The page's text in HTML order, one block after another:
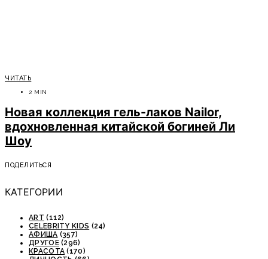
ЧИТАТЬ
2 MIN
Новая коллекция гель-лаков Nailor,
вдохновленная китайской богиней Ли
Шоу
ПОДЕЛИТЬСЯ
КАТЕГОРИИ
ART (112)
CELEBRITY KIDS (24)
АФИША (357)
ДРУГОЕ(296)
КРАСОТА (170)